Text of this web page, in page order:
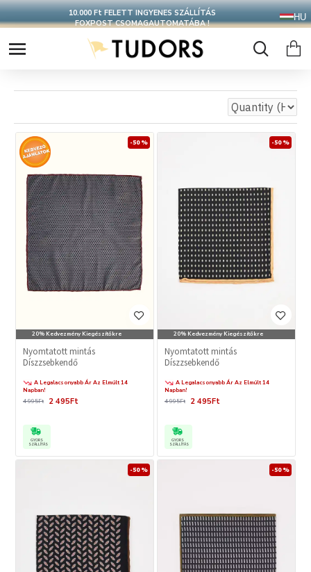
10.000 Ft FELETT INGYENES SZÁLLÍTÁS
FOXPOST CSOMAGAUTOMATÁBA !
HU
20% Kedvezmény Kiegészítőkre
-50 %
Nyomtatott mintás
Díszzsebkendő
A Legalacsonyabb Ár Az Elmúlt 14
Napban!
2 495Ft
4 995Ft
GYORS
SZÁLLÍTÁS
20% Kedvezmény Kiegészítőkre
-50 %
Nyomtatott mintás
Díszzsebkendő
A Legalacsonyabb Ár Az Elmúlt 14
Napban!
2 495Ft
4 995Ft
GYORS
SZÁLLÍTÁS
-50 % -50 %